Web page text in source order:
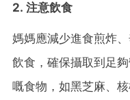
2. 注意飲食
媽媽應減少進食煎炸
飲食，確保攝取到足
嘅食物，如黑芝麻、核